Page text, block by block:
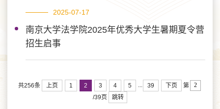
2025-07-17
南京大学法学院2025年优秀大学生暑期夏令营
招生启事
共256条 上页 1 2 3 4 5 ... 39 下页
第
/39页
跳转